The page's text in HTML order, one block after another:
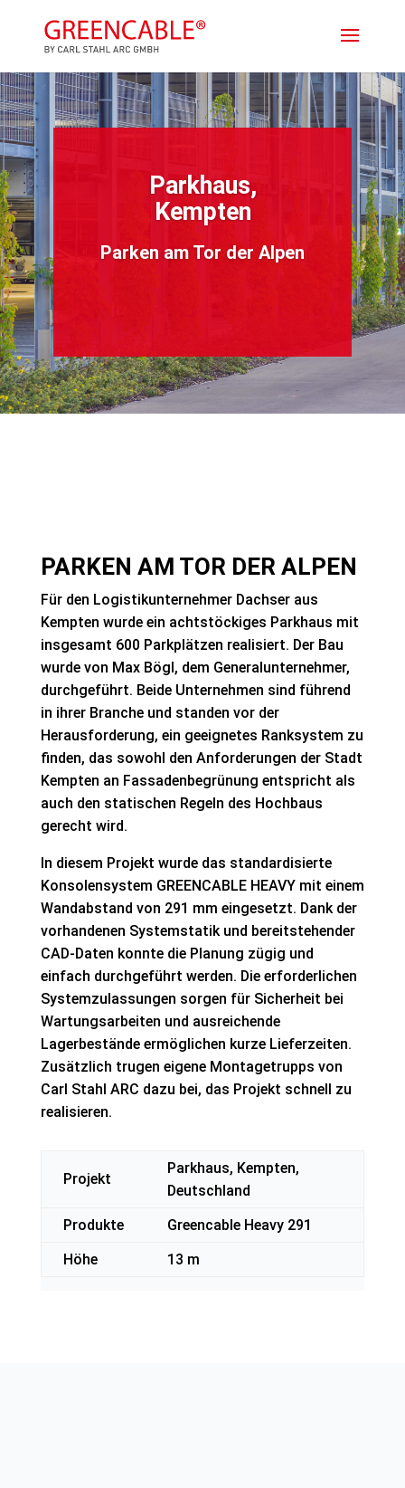
Parkhaus,
Kempten
Parken am Tor der Alpen
PARKEN AM TOR DER ALPEN
Für den Logistikunternehmer Dachser aus
Kempten wurde ein achtstöckiges Parkhaus mit
insgesamt 600 Parkplätzen realisiert. Der Bau
wurde von Max Bögl, dem Generalunternehmer,
durchgeführt. Beide Unternehmen sind führend
in ihrer Branche und standen vor der
Herausforderung, ein geeignetes Ranksystem zu
finden, das sowohl den Anforderungen der Stadt
Kempten an Fassadenbegrünung entspricht als
auch den statischen Regeln des Hochbaus
gerecht wird.
In diesem Projekt wurde das standardisierte
Konsolensystem GREENCABLE HEAVY mit einem
Wandabstand von 291 mm eingesetzt. Dank der
vorhandenen Systemstatik und bereitstehender
CAD-Daten konnte die Planung zügig und
einfach durchgeführt werden. Die erforderlichen
Systemzulassungen sorgen für Sicherheit bei
Wartungsarbeiten und ausreichende
Lagerbestände ermöglichen kurze Lieferzeiten.
Zusätzlich trugen eigene Montagetrupps von
Carl Stahl ARC dazu bei, das Projekt schnell zu
realisieren.
Projekt
Parkhaus, Kempten, ​
Deutschland
Produkte
Greencable Heavy 291
Höhe
13 m